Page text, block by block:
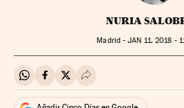
NURIA
Madrid -JAN 11, 2018 -
Compartir en Whatsapp
Compartir en Facebook
Compartir en Twitter
Desplegar Redes